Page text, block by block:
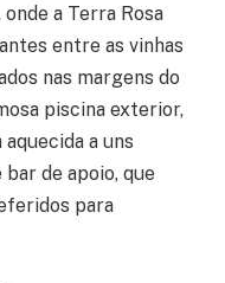
a Terra Rosa
entre as vinhas
nas margens do
piscina exterior,
a uns
de apoio, que
para